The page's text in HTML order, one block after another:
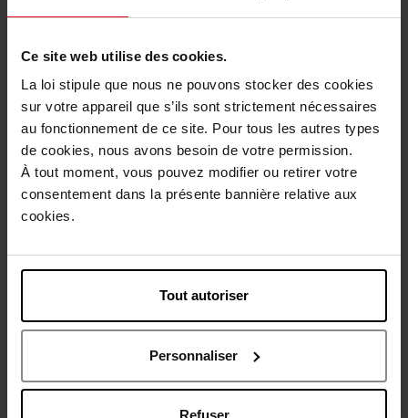
Ce site web utilise des cookies.
La loi stipule que nous ne pouvons stocker des cookies
sur votre appareil que s’ils sont strictement nécessaires
au fonctionnement de ce site. Pour tous les autres types
de cookies, nous avons besoin de votre permission.
À tout moment, vous pouvez modifier ou retirer votre
consentement dans la présente bannière relative aux
cookies.
Tout autoriser
Personnaliser
Refuser
Livraison gratuite à partir de 50€
Retour gratuit dans votre magasin
Description
Caractéristiques